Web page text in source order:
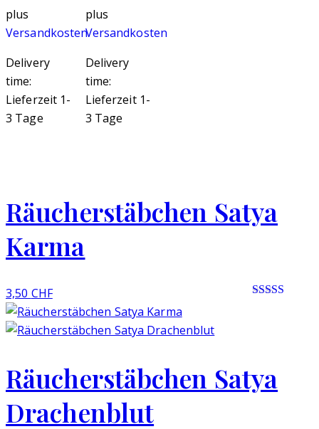
plus
Versandkosten
Delivery
time:
Lieferzeit 1-
3 Tage
plus
Versandkosten
Delivery
time:
Lieferzeit 1-
3 Tage
Räucherstäbchen Satya
Karma
3,50 CHF
Räucherstäbchen Satya
Drachenblut